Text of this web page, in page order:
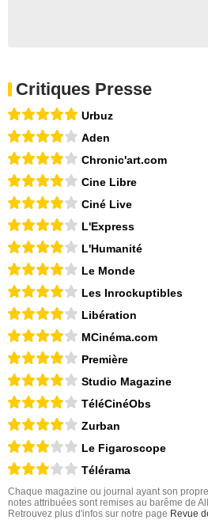
Critiques Presse
Urbuz
Aden
Chronic'art.com
Cine Libre
Ciné Live
L'Express
L'Humanité
Le Monde
Les Inrockuptibles
Libération
MCinéma.com
Première
Studio Magazine
TéléCinéObs
Zurban
Le Figaroscope
Télérama
Chaque magazine ou journal ayant son
notes attribuées sont remises au barême de
Retrouvez plus d'infos sur notre page Revue